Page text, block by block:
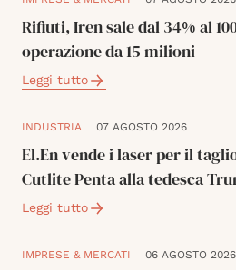
Rifiuti, Iren sale dal 34% al
operazione da 15 milioni
Leggi tutto
INDUSTRIA 07 AGOSTO 2026
El.En vende i laser per il
Cutlite Penta alla tedesca
Leggi tutto
IMPRESE & MERCATI 06 AGOSTO 2026